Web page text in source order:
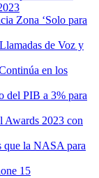
Zona ‘Solo para
de Voz y
en los
del PIB a 3% para
Awards 2023 con
que la NASA para
15